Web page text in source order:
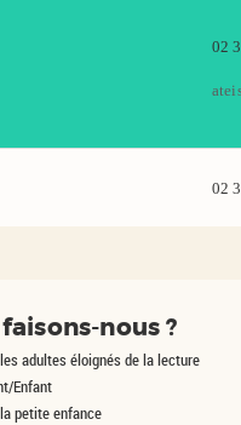
02
02
nous ?
adultes éloignés de la lecture
Enfant
petite enfance